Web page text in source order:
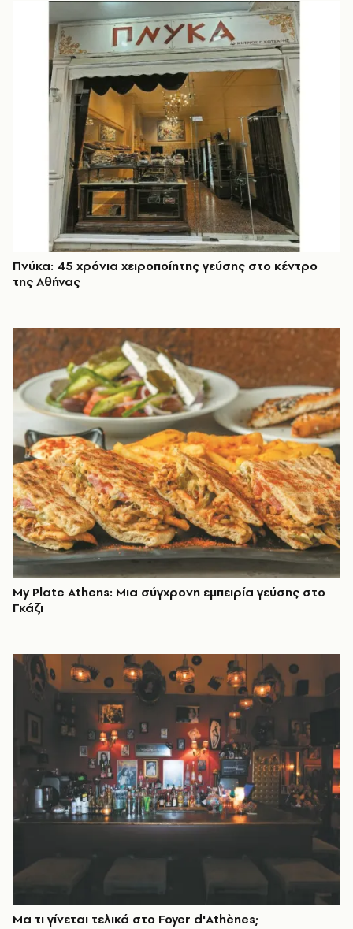
Πνύκα: 45 χρόνια χειροποίητης γεύσης στο κέντρο
της Αθήνας
My Plate Athens: Μια σύγχρονη εμπειρία γεύσης στο
Γκάζι
Μα τι γίνεται τελικά στο Foyer d'Athènes;